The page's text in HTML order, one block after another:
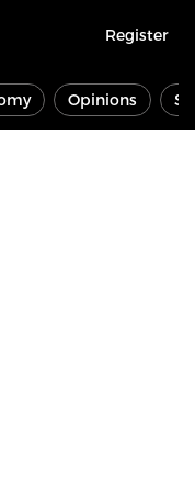
Register
Opinions